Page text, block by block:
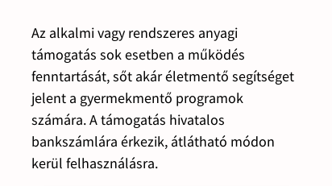
Az alkalmi vagy rendszeres anyagi
támogatás sok esetben a működés
fenntartását, sőt akár életmentő segítséget
jelent a gyermekmentő programok
számára. A támogatás hivatalos
bankszámlára érkezik, átlátható módon
kerül felhasználásra.